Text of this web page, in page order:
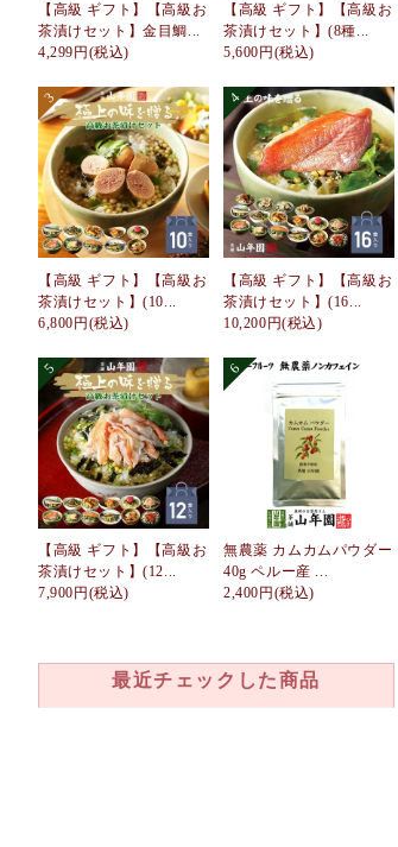
【高級 ギフト】【高級お
茶漬けセット】金目鯛...
4,299円 (税込)
【高級 ギフト】【高級お
茶漬けセット】(8種...
5,600円 (税込)
【高級 ギフト】【高級お
茶漬けセット】(10...
6,800円(税込)
【高級 ギフト】【高級お
茶漬けセット】(16...
10,200円(税込)
【高級 ギフト】【高級お
茶漬けセット】(12...
7,900円 (税込)
無農薬 カムカムパウダー
40g ペルー産 ...
2,400円 (税込)
最近チェックした商品